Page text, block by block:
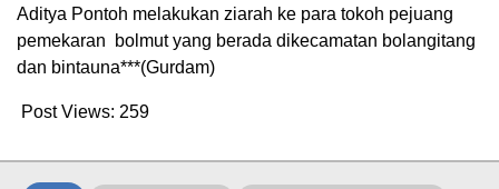
Aditya Pontoh melakukan ziarah ke para tokoh pejuang
pemekaran bolmut yang berada dikecamatan bolangitang
dan bintauna***(Gurdam)
Post Views: 259